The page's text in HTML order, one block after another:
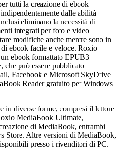
tutti la creazione di ebook
dalle abilità
eliminano la necessità di
integrati per foto e video
modifiche anche mentre sono in
ebook facile e veloce. Roxio
ebook formattato EPUB3
che può essere pubblicato
Facebook e Microsoft SkyDrive
Reader gratuito per Windows
in diverse forme, compresi il lettore
MediaBook Ultimate,
di MediaBook, entrambi
Store. Altre versioni di MediaBook,
presso i rivenditori di PC.